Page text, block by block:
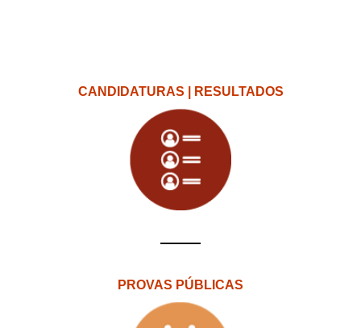
CANDIDATURAS | RESULTADOS
PROVAS PÚBLICAS